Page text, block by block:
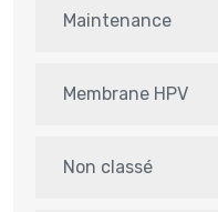
Maintenance
Membrane HPV
Non classé